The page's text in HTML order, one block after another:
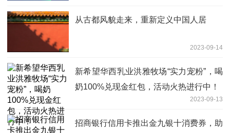
从古都风貌走来，重新定义中国人居
2023-09-14
新希望华西乳业洪雅牧场“实力宠粉”，喝
奶100%兑现金红包，活动火热进行中！
2023-09-13
招商银行信用卡推出金九银十消费券，助